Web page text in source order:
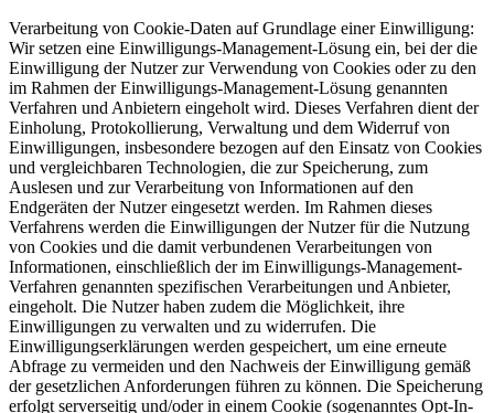
Verarbeitung von Cookie-Daten auf Grundlage einer Einwilligung:
Wir setzen eine Einwilligungs-Management-Lösung ein, bei der die
Einwilligung der Nutzer zur Verwendung von Cookies oder zu den
im Rahmen der Einwilligungs-Management-Lösung genannten
Verfahren und Anbietern eingeholt wird. Dieses Verfahren dient der
Einholung, Protokollierung, Verwaltung und dem Widerruf von
Einwilligungen, insbesondere bezogen auf den Einsatz von Cookies
und vergleichbaren Technologien, die zur Speicherung, zum
Auslesen und zur Verarbeitung von Informationen auf den
Endgeräten der Nutzer eingesetzt werden. Im Rahmen dieses
Verfahrens werden die Einwilligungen der Nutzer für die Nutzung
von Cookies und die damit verbundenen Verarbeitungen von
Informationen, einschließlich der im Einwilligungs-Management-
Verfahren genannten spezifischen Verarbeitungen und Anbieter,
eingeholt. Die Nutzer haben zudem die Möglichkeit, ihre
Einwilligungen zu verwalten und zu widerrufen. Die
Einwilligungserklärungen werden gespeichert, um eine erneute
Abfrage zu vermeiden und den Nachweis der Einwilligung gemäß
der gesetzlichen Anforderungen führen zu können. Die Speicherung
erfolgt serverseitig und/oder in einem Cookie (sogenanntes Opt-In-